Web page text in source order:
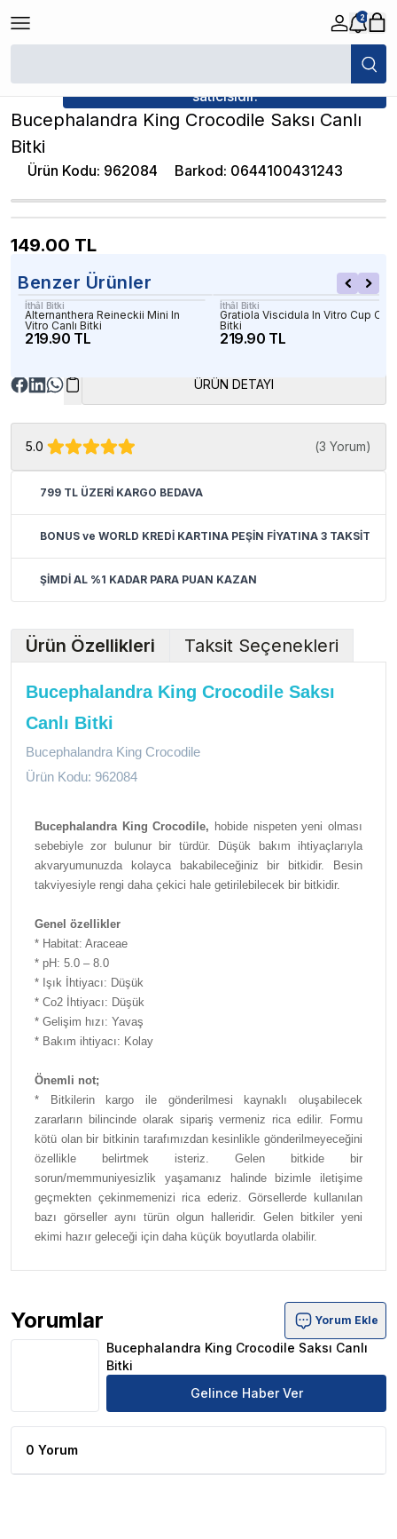
2
/ Bucephalandra King Crocodile Saksı Canlı Bitki
satıcısıdır.
Bucephalandra King Crocodile Saksı Canlı
Bitki
Ürün Kodu: 962084 Barkod: 0644100431243
149.00 TL
Benzer Ürünler
İthâl Bitki
Alternanthera Reineckii Mini In
Vitro Canlı Bitki
219.90 TL
İthâl Bitki
Gratiola Viscidula In Vitro Cup
Bitki
219.90 TL
ÜRÜN DETAYI
5.0 (3 Yorum)
799 TL ÜZERİ KARGO BEDAVA
BONUS ve WORLD KREDİ KARTINA PEŞİN FİYATINA 3 TAKSİT
ŞİMDİ AL %1 KADAR PARA PUAN KAZAN
Ürün Özellikleri Taksit Seçenekleri
Bucephalandra King Crocodile Saksı
Canlı Bitki
Bucephalandra King Crocodile
Ürün Kodu: 962084
Bucephalandra King Crocodile, hobide nispeten yeni olması
sebebiyle zor bulunur bir türdür. Düşük bakım ihtiyaçlarıyla
akvaryumunuzda kolayca bakabileceğiniz bir bitkidir. Besin
takviyesiyle rengi daha çekici hale getirilebilecek bir bitkidir.
Genel özellikler
* Habitat: Araceae
* pH: 5.0 – 8.0
* Işık İhtiyacı: Düşük
* Co2 İhtiyacı: Düşük
* Gelişim hızı: Yavaş
* Bakım ihtiyacı: Kolay
Önemli not;
* Bitkilerin kargo ile gönderilmesi kaynaklı oluşabilecek
zararların bilincinde olarak sipariş vermeniz rica edilir. Formu
kötü olan bir bitkinin tarafımızdan kesinlikle gönderilmeyeceğini
özellikle belirtmek isteriz. Gelen bitkide bir
sorun/memmuniyesizlik yaşamanız halinde bizimle iletişime
geçmekten çekinmemenizi rica ederiz. Görsellerde kullanılan
bazı görseller aynı türün olgun halleridir. Gelen bitkiler yeni
ekimi hazır geleceği için daha küçük boyutlarda olabilir.
Yorumlar
Bucephalandra King Crocodile Saksı Canlı Bitki Ürün
Yorum Ekle
Bucephalandra King Crocodile Saksı Canlı
Bitki
Gelince Haber Ver
0 Yorum